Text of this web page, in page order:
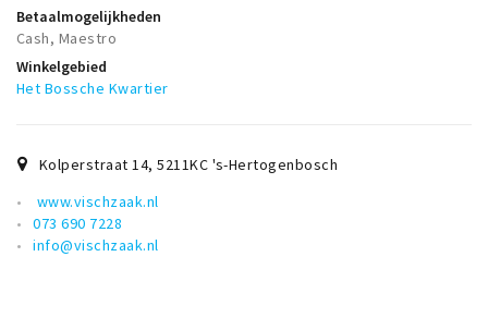
Betaalmogelijkheden
Cash, Maestro
Winkelgebied
Het Bossche Kwartier
Kolperstraat 14,5211KC 's-Hertogenbosch
www.vischzaak.nl
073 690 7228
info@vischzaak.nl